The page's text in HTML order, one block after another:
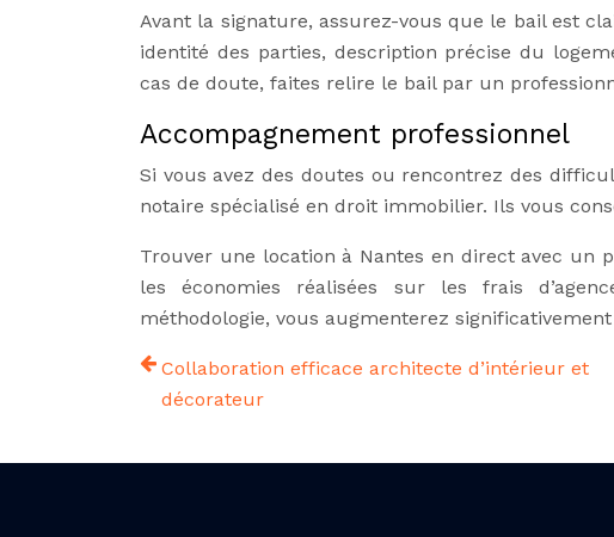
Avant la signature, assurez-vous que le bail est
identité des parties, description précise du
cas de doute, faites relire le bail par un
Accompagnement professionnel
Si vous avez des doutes ou rencontrez des
notaire spécialisé en droit immobilier. Ils vous
Trouver une location à Nantes en direct avec un
les économies réalisées sur les frais
méthodologie, vous augmenterez
Collaboration efficace architecte d’intérieur et
décorateur